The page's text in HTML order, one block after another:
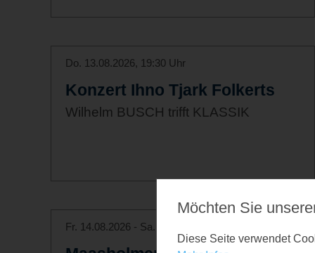
Do. 13.08.2026, 19:30 Uhr
Konzert Ihno Tjark Folkerts
Wilhelm BUSCH trifft KLASSIK
Fr. 14.08.2026 - Sa. 15.08.2026
Möchten Sie
Diese Seite verwendet